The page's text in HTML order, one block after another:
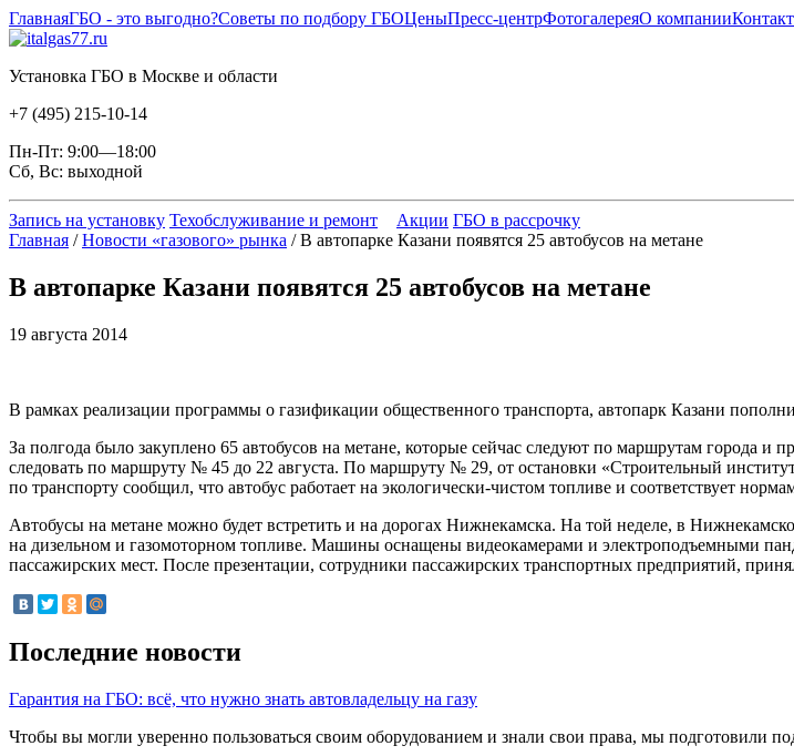
ГлавнаяГБО - это выгодно?Советы по подбору ГБОЦеныПресс-центрФотогалереяО компании
Установка ГБО в Москве и области
+7 (495) 215-10-14
Пн-Пт: 9:00—18:00
Сб, Вс: выходной
Запись на установку Техобслуживание и ремонт Акции ГБО в рассрочку
Главная /Новости «газового» рынка / В автопарке Казани появятся 25 автобусов на метане
В автопарке Казани появятся 25 автобусов на метане
19 августа 2014
В рамках реализации программы о газификации общественного транспорта, автопарк Казани
За полгода было закуплено 65 автобусов на метане, которые сейчас следуют по маршрутам города и
следовать по маршруту № 45 до 22 августа. По маршруту № 29, от остановки «Строительный
по транспорту сообщил, что автобус работает на экологически-чистом топливе и соответствует
Автобусы на метане можно будет встретить и на дорогах Нижнекамска. На той неделе, в
на дизельном и газомоторном топливе. Машины оснащены видеокамерами и электроподъемными
пассажирских мест. После презентации, сотрудники пассажирских транспортных предприятий,
Последние новости
Гарантия на ГБО: всё, что нужно знать автовладельцу на газу
Чтобы вы могли уверенно пользоваться своим оборудованием и знали свои права, мы подготовили